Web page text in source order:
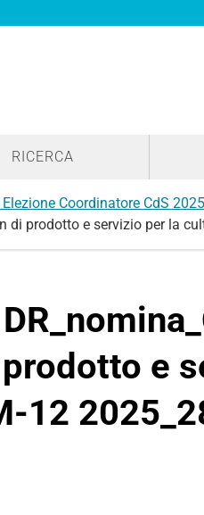
RICERCA
Coordinatore CdS 2025
di prodotto e servizio per la
e
12